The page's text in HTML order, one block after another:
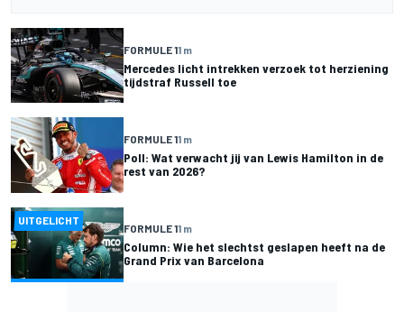
FORMULE 11 m
Mercedes licht intrekken verzoek tot herziening
tijdstraf Russell toe
FORMULE 11 m
Poll: Wat verwacht jij van Lewis Hamilton in de
rest van 2026?
UITGELICHT
FORMULE 11 m
Column: Wie het slechtst geslapen heeft na de
Grand Prix van Barcelona